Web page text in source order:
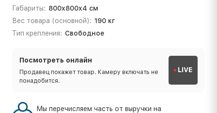
Габариты: 800х800х4 см
Вес товара (основной): 190 кг
Тип крепления: Свободное
Посмотреть онлайн
Продавец покажет товар. Камеру включать не
понадобится.
LIVE
Мы перечисляем часть от выручки на